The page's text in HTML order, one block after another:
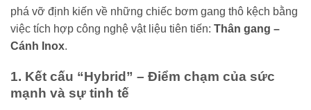
phá vỡ định kiến về những chiếc bơm gang thô kệch bằng
việc tích hợp công nghệ vật liệu tiên tiến: Thân gang –
Cánh Inox.
1. Kết cấu “Hybrid” – Điểm chạm của sức
mạnh và sự tinh tế